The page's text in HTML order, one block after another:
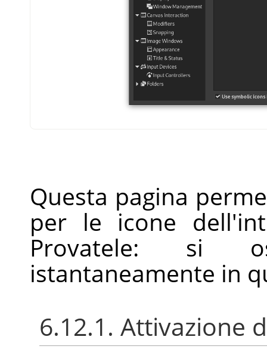
Questa pagina
per le icone
Provatele: si
istantaneamente in
6.12.1. Attivazione